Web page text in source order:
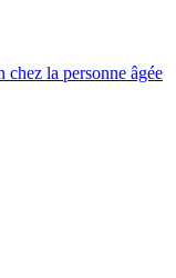
la personne âgée